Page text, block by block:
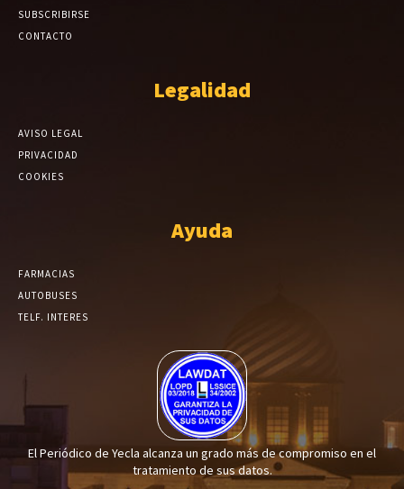
SUBSCRIBIRSE
CONTACTO
Legalidad
AVISO LEGAL
PRIVACIDAD
COOKIES
Ayuda
FARMACIAS
AUTOBUSES
TELF. INTERES
El Periódico de Yecla alcanza un grado más de compromiso en el
tratamiento de sus datos.